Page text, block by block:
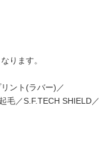
ります。
ント(ラバー)／
毛／S.F.TECH SHIELD／